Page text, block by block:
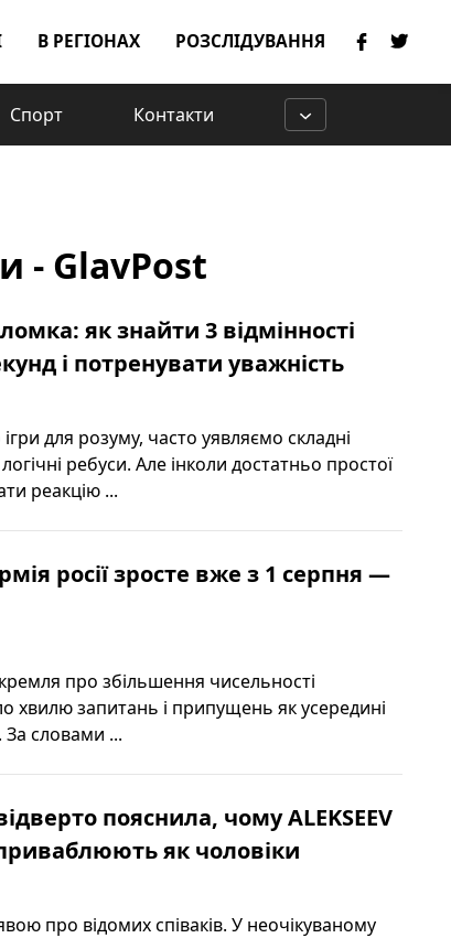
В РЕГІОНАХ РОЗСЛІДУВАННЯ
Спорт Контакти
- GlavPost
як знайти 3 відмінності
і потренувати уважність
для розуму, часто уявляємо складні
ребуси. Але інколи достатньо простої
реакцію ...
росії зросте вже з 1 серпня —
про збільшення чисельності
хвилю запитань і припущень як усередині
За словами ...
пояснила, чому ALEKSEEV
приваблюють як чоловіки
про відомих співаків. У неочікуваному